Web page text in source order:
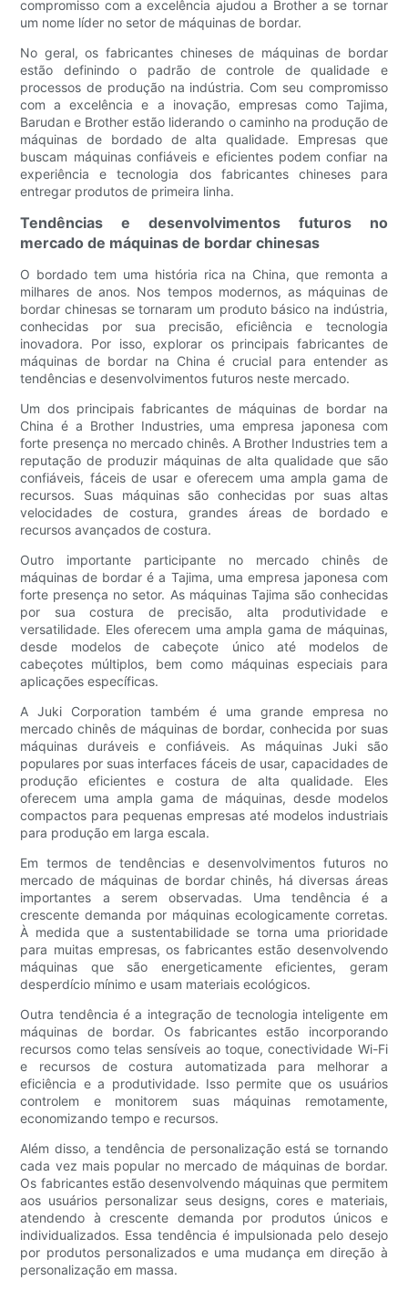
compromisso com a excelência ajudou a Brother a se tornar
um nome líder no setor de máquinas de bordar.
No geral, os fabricantes chineses de máquinas de bordar
estão definindo o padrão de controle de qualidade e
processos de produção na indústria. Com seu compromisso
com a excelência e a inovação, empresas como Tajima,
Barudan e Brother estão liderando o caminho na produção de
máquinas de bordado de alta qualidade. Empresas que
buscam máquinas confiáveis e eficientes podem confiar na
experiência e tecnologia dos fabricantes chineses para
entregar produtos de primeira linha.
Tendências e desenvolvimentos futuros no
mercado de máquinas de bordar chinesas
O bordado tem uma história rica na China, que remonta a
milhares de anos. Nos tempos modernos, as máquinas de
bordar chinesas se tornaram um produto básico na indústria,
conhecidas por sua precisão, eficiência e tecnologia
inovadora. Por isso, explorar os principais fabricantes de
máquinas de bordar na China é crucial para entender as
tendências e desenvolvimentos futuros neste mercado.
Um dos principais fabricantes de máquinas de bordar na
China é a Brother Industries, uma empresa japonesa com
forte presença no mercado chinês. A Brother Industries tem a
reputação de produzir máquinas de alta qualidade que são
confiáveis, fáceis de usar e oferecem uma ampla gama de
recursos. Suas máquinas são conhecidas por suas altas
velocidades de costura, grandes áreas de bordado e
recursos avançados de costura.
Outro importante participante no mercado chinês de
máquinas de bordar é a Tajima, uma empresa japonesa com
forte presença no setor. As máquinas Tajima são conhecidas
por sua costura de precisão, alta produtividade e
versatilidade. Eles oferecem uma ampla gama de máquinas,
desde modelos de cabeçote único até modelos de
cabeçotes múltiplos, bem como máquinas especiais para
aplicações específicas.
A Juki Corporation também é uma grande empresa no
mercado chinês de máquinas de bordar, conhecida por suas
máquinas duráveis e confiáveis. As máquinas Juki são
populares por suas interfaces fáceis de usar, capacidades de
produção eficientes e costura de alta qualidade. Eles
oferecem uma ampla gama de máquinas, desde modelos
compactos para pequenas empresas até modelos industriais
para produção em larga escala.
Em termos de tendências e desenvolvimentos futuros no
mercado de máquinas de bordar chinês, há diversas áreas
importantes a serem observadas. Uma tendência é a
crescente demanda por máquinas ecologicamente corretas.
À medida que a sustentabilidade se torna uma prioridade
para muitas empresas, os fabricantes estão desenvolvendo
máquinas que são energeticamente eficientes, geram
desperdício mínimo e usam materiais ecológicos.
Outra tendência é a integração de tecnologia inteligente em
máquinas de bordar. Os fabricantes estão incorporando
recursos como telas sensíveis ao toque, conectividade Wi-Fi
e recursos de costura automatizada para melhorar a
eficiência e a produtividade. Isso permite que os usuários
controlem e monitorem suas máquinas remotamente,
economizando tempo e recursos.
Além disso, a tendência de personalização está se tornando
cada vez mais popular no mercado de máquinas de bordar.
Os fabricantes estão desenvolvendo máquinas que permitem
aos usuários personalizar seus designs, cores e materiais,
atendendo à crescente demanda por produtos únicos e
individualizados. Essa tendência é impulsionada pelo desejo
por produtos personalizados e uma mudança em direção à
personalização em massa.